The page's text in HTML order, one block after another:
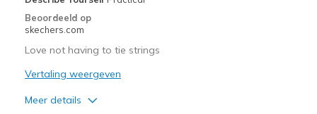
Beoordeeld op
skechers.com
Love not having to tie strings
Vertaling weergeven
Meer details